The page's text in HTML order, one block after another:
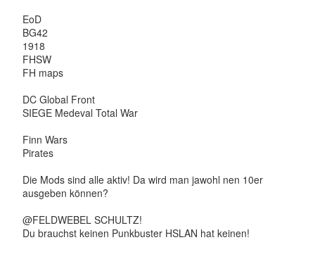
EoD
BG42
1918
FHSW
FH maps
DC Global Front
SIEGE Medeval Total War
Finn Wars
Pirates
Die Mods sind alle aktiv! Da wird man jawohl nen 10er
ausgeben können?
@FELDWEBEL SCHULTZ!
Du brauchst keinen Punkbuster HSLAN hat keinen!